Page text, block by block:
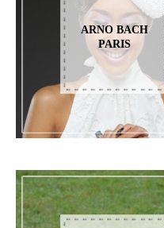
ARNO BACH
PARIS